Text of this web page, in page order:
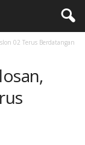
02 Terus Berdatangan